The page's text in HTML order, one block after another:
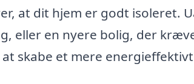
at dit hjem er godt isoleret.
eller en nyere bolig, der
skabe et mere